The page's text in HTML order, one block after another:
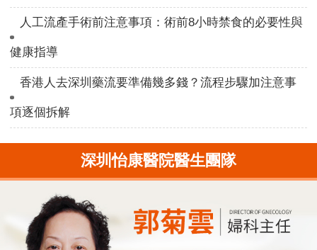
人工流產手術前注意事項：術前8小時禁食的必要性與
健康指導
香港人去深圳藥流要準備幾多錢？流程步驟加注意事
項逐個拆解
深圳怡康醫院醫生團隊